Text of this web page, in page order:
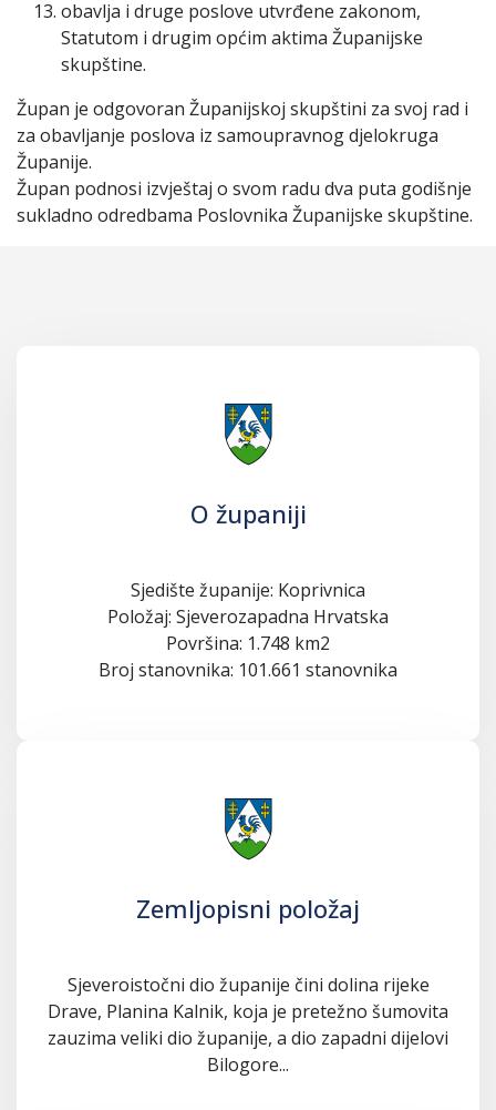
obavlja i druge poslove utvrđene zakonom,
Statutom i drugim općim aktima Županijske
skupštine.
Župan je odgovoran Županijskoj skupštini za svoj rad i
za obavljanje poslova iz samoupravnog djelokruga
Županije.
Župan podnosi izvještaj o svom radu dva puta godišnje
sukladno odredbama Poslovnika Županijske skupštine.
O županiji
Sjedište županije: Koprivnica
Položaj: Sjeverozapadna Hrvatska
Površina: 1.748 km2
Broj stanovnika: 101.661 stanovnika
Zemljopisni položaj
Sjeveroistočni dio županije čini dolina rijeke
Drave, Planina Kalnik, koja je pretežno šumovita
zauzima veliki dio županije, a dio zapadni dijelovi
Bilogore...